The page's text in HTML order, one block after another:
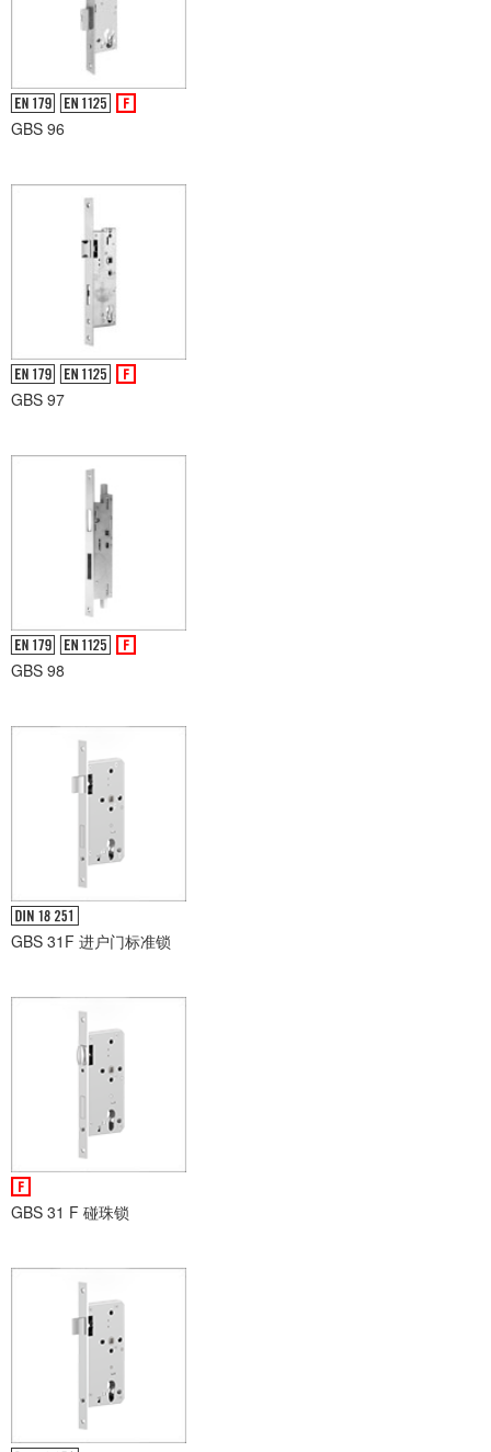
GBS 96
GBS 97
GBS 98
GBS 31F 进户门标准锁
GBS 31 F 碰珠锁